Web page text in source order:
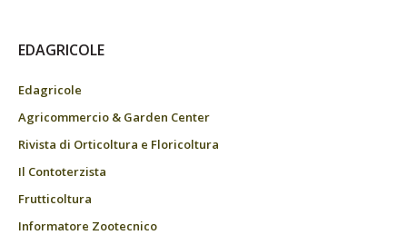
EDAGRICOLE
Edagricole
Agricommercio & Garden Center
Rivista di Orticoltura e Floricoltura
Il Contoterzista
Frutticoltura
Informatore Zootecnico